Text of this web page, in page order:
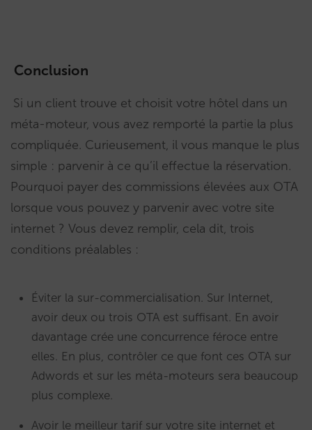
Conclusion
Si un client trouve et choisit votre hôtel dans un
méta-moteur, vous avez remporté la partie la plus
compliquée. Curieusement, il vous manque le plus
simple : parvenir à ce qu’il effectue la réservation.
Pourquoi payer des commissions élevées aux OTA
lorsque vous pouvez y parvenir avec votre site
internet ? Vous devez remplir, cela dit, trois
conditions préalables :
Éviter la sur-commercialisation. Sur Internet,
avoir deux ou trois OTA est suffisant. En avoir
davantage crée une concurrence féroce entre
elles. En plus, contrôler ce que font ces OTA sur
Adwords et sur les méta-moteurs sera beaucoup
plus complexe.
Avoir le meilleur tarif sur votre site internet et